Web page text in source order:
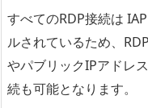
すべてのRDP接続は
ルされているため、
やパブリックIPアドレ
続も可能となります。